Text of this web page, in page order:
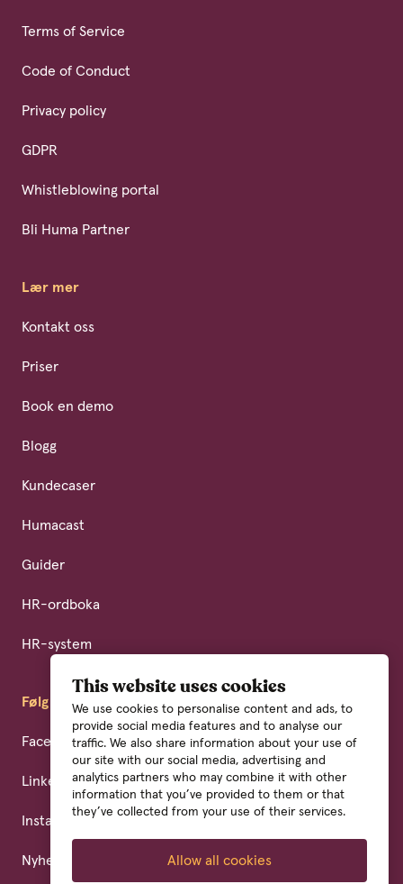
This website uses cookies
We use cookies to personalise content and ads, to
provide social media features and to analyse our
traffic. We also share information about your use of
our site with our social media, advertising and
analytics partners who may combine it with other
information that you’ve provided to them or that
they’ve collected from your use of their services.
Allow all cookies
Terms of Service
Code of Conduct
Privacy policy
GDPR
Whistleblowing portal
Bli Huma Partner
Lær mer
Kontakt oss
Priser
Book en demo
Blogg
Kundecaser
Humacast
Guider
HR-ordboka
HR-system
Følg oss
Facebook
LinkedIn
Instagram
Nyhetsbrev